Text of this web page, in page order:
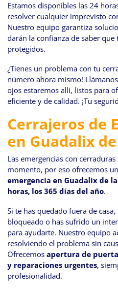
Estamos disponibles las 24
resolver cualquier imprevisto
Nuestro equipo garantiza
darán la confianza de saber
protegidos.
¿Tienes un problema con tu
número ahora mismo!
ojos estaremos allí, listos para
eficiente y de calidad. ¡Tu
Cerrajeros de
en Guadalix
Las emergencias con
momento, por eso ofrecemos
emergencia en Guadalix de
horas, los 365 días del año.
Si te has quedado fuera de
bloqueado o has sufrido un
para ayudarte. Nuestro equipo
resolviendo el problema sin
Ofrecemos apertura de
y reparaciones urgentes,
profesionalidad.